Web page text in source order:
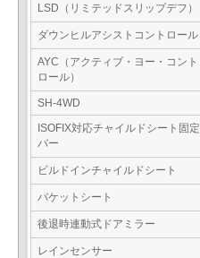
LSD（リミテッドスリップデフ）
ダウンヒルアシストコントロール
AYC（アクティブ・ヨー・コント
ロール）
SH-4WD
ISOFIX対応チャイルドシート固定
バー
ビルドインチャイルドシート
バケットシート
後退時連動式ドアミラー
レインセンサー